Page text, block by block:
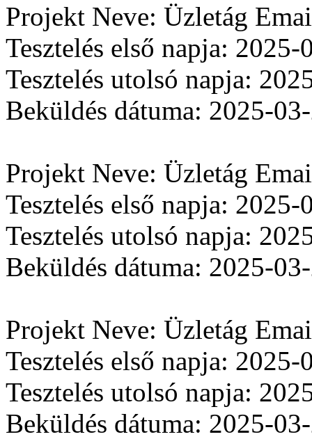
Projekt Neve: Üzletág
Tesztelés első napja: 2025-
Tesztelés utolsó napja:
Beküldés dátuma: 2025-
Projekt Neve: Üzletág
Tesztelés első napja: 2025-
Tesztelés utolsó napja:
Beküldés dátuma: 2025-
Projekt Neve: Üzletág
Tesztelés első napja: 2025-
Tesztelés utolsó napja:
Beküldés dátuma: 2025-